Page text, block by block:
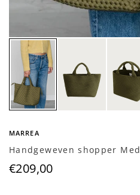
MARREA
Handgeweven shopper
€209,00